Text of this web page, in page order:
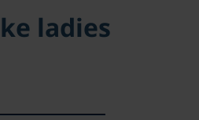
ladies